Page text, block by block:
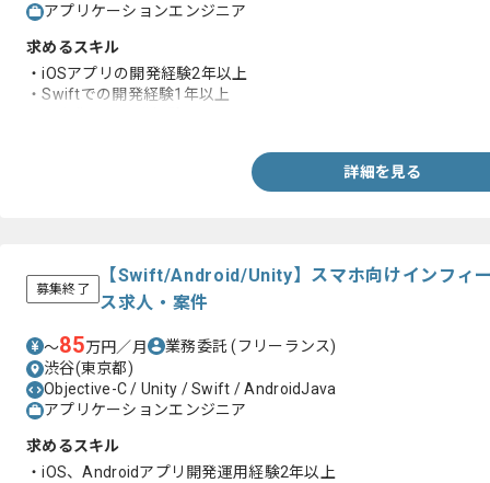
アプリケーションエンジニア
求めるスキル
・iOSアプリの開発経験2年以上
・Swiftでの開発経験1年以上
詳細を見る
募集終了
【Swift/Android/Unity】スマホ向けインフィ
ス求人・案件
〜85万円／月 業務委託(フリーランス)
渋谷(東京都)
Objective-C / Unity / Swift / AndroidJava
アプリケーションエンジニア
求めるスキル
・iOS、Androidアプリ開発運用経験2年以上